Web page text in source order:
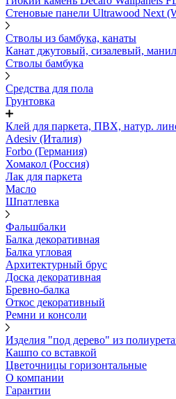
Стеновые панели Ultrawood Next
Стволы из бамбука, канаты
Канат джутовый, сизалевый,
Стволы бамбука
Средства для пола
Грунтовка
Клей для паркета, ПВХ, натур.
Adesiv (Италия)
Forbo (Германия)
Хомакол (Россия)
Лак для паркета
Масло
Шпатлевка
Фальшбалки
Балка декоративная
Балка угловая
Архитектурный брус
Доска декоративная
Бревно-балка
Откос декоративный
Ремни и консоли
Изделия "под дерево" из
Кашпо со вставкой
Цветочницы горизонтальные
О компании
Гарантии